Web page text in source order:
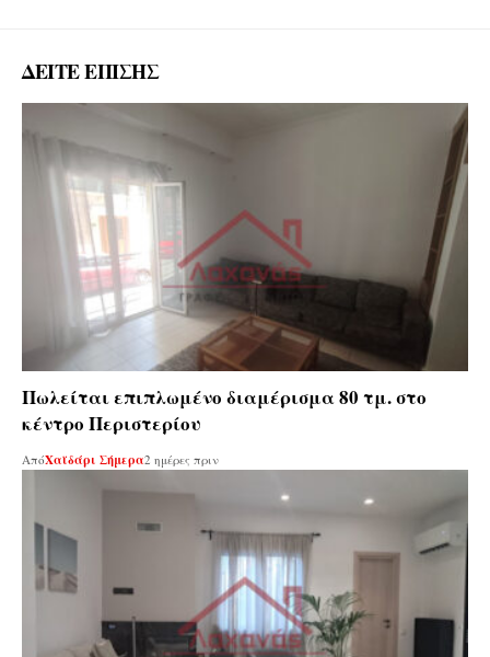
ΔΕΙΤΕ ΕΠΙΣΗΣ
Πωλείται επιπλωμένο διαμέρισμα 80 τμ. στο
κέντρο Περιστερίου
ΑπόΧαϊδάρι Σήμερα2 ημέρες πριν